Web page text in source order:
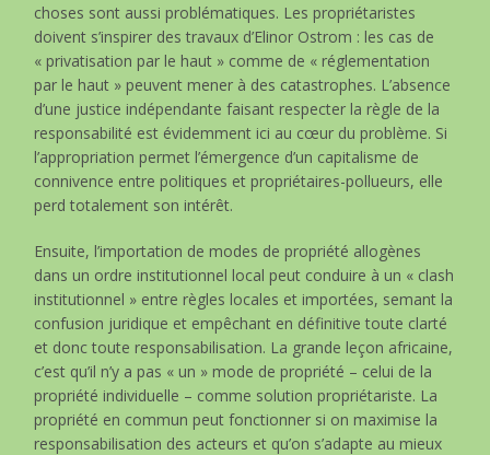
choses sont aussi problématiques. Les propriétaristes
doivent s’inspirer des travaux d’Elinor Ostrom : les cas de
« privatisation par le haut » comme de « réglementation
par le haut » peuvent mener à des catastrophes. L’absence
d’une justice indépendante faisant respecter la règle de la
responsabilité est évidemment ici au cœur du problème. Si
l’appropriation permet l’émergence d’un capitalisme de
connivence entre politiques et propriétaires-pollueurs, elle
perd totalement son intérêt.
Ensuite, l’importation de modes de propriété allogènes
dans un ordre institutionnel local peut conduire à un « clash
institutionnel » entre règles locales et importées, semant la
confusion juridique et empêchant en définitive toute clarté
et donc toute responsabilisation. La grande leçon africaine,
c’est qu’il n’y a pas « un » mode de propriété – celui de la
propriété individuelle – comme solution propriétariste. La
propriété en commun peut fonctionner si on maximise la
responsabilisation des acteurs et qu’on s’adapte au mieux